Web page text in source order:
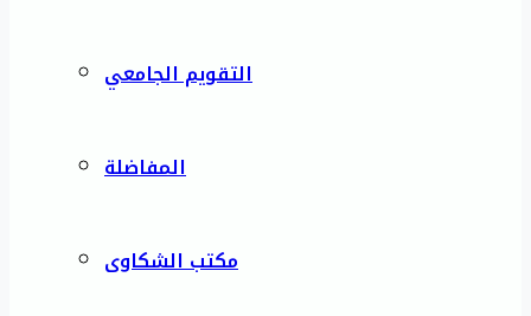
التقويم الجامعي
المفاضلة
مكتب الشكاوى